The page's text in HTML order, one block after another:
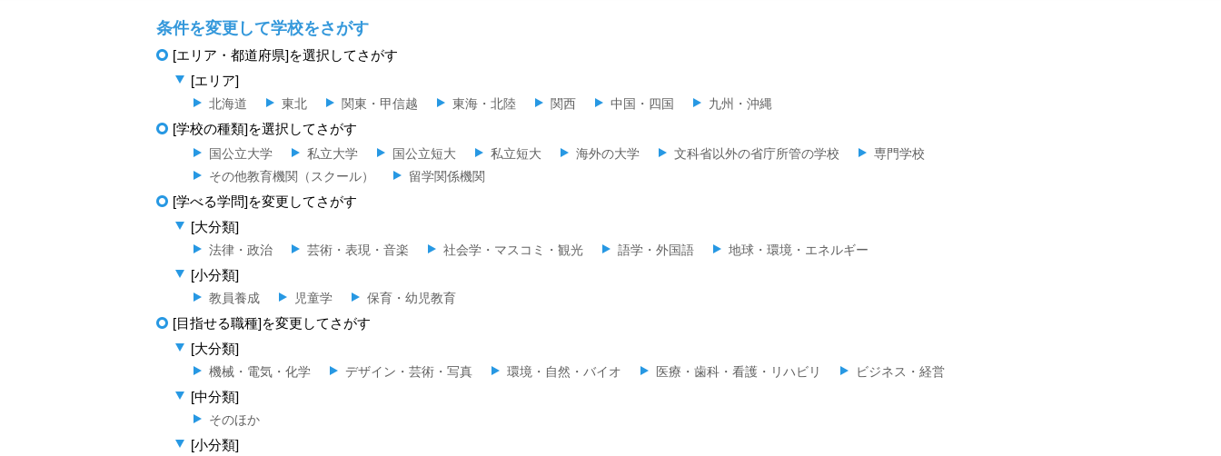
条件を変更して学校をさがす
[エリア・都道府県]を選択してさがす
[エリア]
北海道 東北 関東・甲信越 東海・北陸 関西 中国・四国 九州・沖縄
[学校の種類]を選択してさがす
国公立大学 私立大学 国公立短大 私立短大 海外の大学 文科省以外の省庁所管の学校
専門学校
その他教育機関（スクール）
留学関係機関
[学べる学問]を変更してさがす
[大分類]
法律・政治 芸術・表現・音楽 社会学・マスコミ・観光 語学・外国語 地球・環境・エネルギー
[小分類]
教員養成 児童学 保育・幼児教育
[目指せる職種]を変更してさがす
[大分類]
機械・電気・化学 デザイン・芸術・写真 環境・自然・バイオ 医療・歯科・看護・リハビリ ビジネス・経営
[中分類]
そのほか
[小分類]